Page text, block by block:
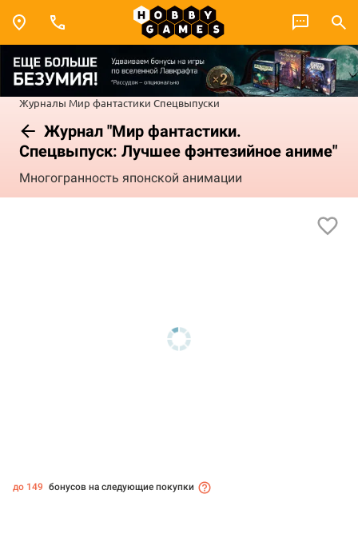
Журналы Мир фантастики Спецвыпуски
Журнал "Мир фантастики.
Спецвыпуск: Лучшее фэнтезийное аниме"
Многогранность японской анимации
до 149 бонусов на следующие покупки